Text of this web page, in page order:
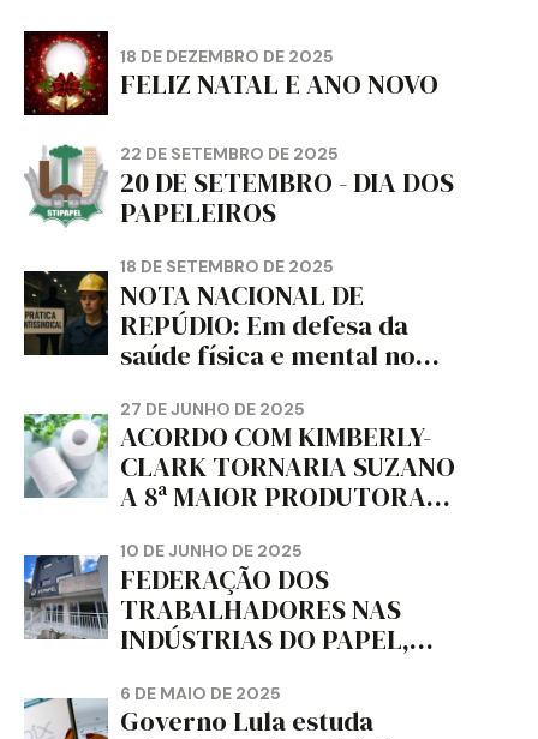
18 DE DEZEMBRO DE 2025
FELIZ NATAL E ANO NOVO
22 DE SETEMBRO DE 2025
20 DE SETEMBRO - DIA DOS
PAPELEIROS
18 DE SETEMBRO DE 2025
NOTA NACIONAL DE
REPÚDIO: Em defesa da
saúde física e mental no
da dignidade sindical.
27 DE JUNHO DE 2025
ACORDO COM KIMBERLY-
CLARK TORNARIA SUZANO
A 8ª MAIOR PRODUTORA
MUNDO, DIZ FITCH
10 DE JUNHO DE 2025
FEDERAÇÃO DOS
TRABALHADORES NAS
INDÚSTRIAS DO PAPEL,
CORTIÇA E ARTEFATOS DE
PAPEL DO ESTADO DO
6 DE MAIO DE 2025
Governo Lula estuda